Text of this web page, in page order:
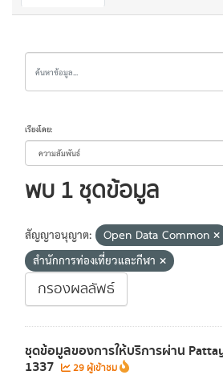
เรียงโดย
พบ 1 ชุดข้อมูล
สัญญาอนุญาต: Open Data Common
สำนักการท่องเที่ยวและกีฬา
กรองผลลัพธ์
ชุดข้อมูลของการให้บริการผ่าน
1337 29 ผู้เข้าชม